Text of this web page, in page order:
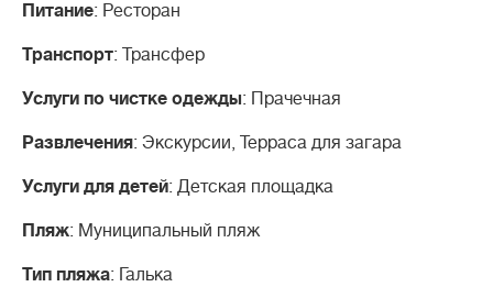
Питание: Ресторан
Транспорт: Трансфер
Услуги по чистке одежды: Прачечная
Развлечения: Экскурсии, Терраса для загара
Услуги для детей: Детская площадка
Пляж: Муниципальный пляж
Тип пляжа: Галька